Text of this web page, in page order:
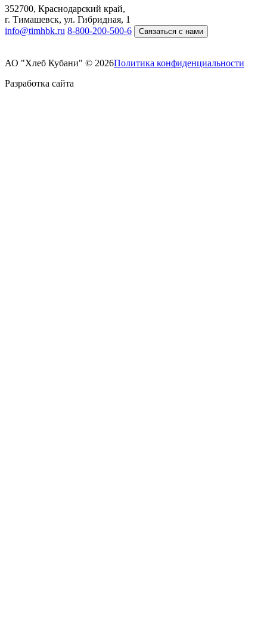
352700, Краснодарский край,
г. Тимашевск, ул. Гибридная, 1
info@timhbk.ru 8-800-200-500-6⁠ Связаться с нами
АО "Хлеб Кубани" © 2026Политика конфиденциальности
Разработка сайта